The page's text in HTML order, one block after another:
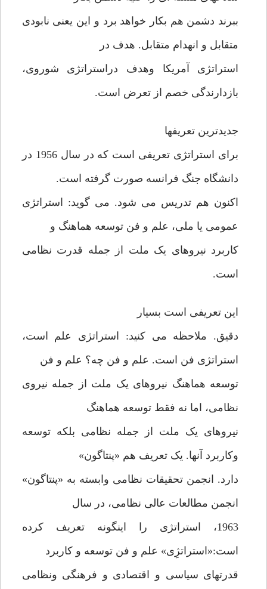
ببرند دشمن هم بکار خواهد برد و این یعنی نابودی
متقابل و انهدام متقابل. هدف در
استراتژی آمریکا وهدف دراستراتژی شوروی،
بازدارندگی خصم از تعرض است.
جدیدترین تعریفها
برای استراتژی تعریفی است که در سال 1956 در
دانشگاه جنگ فرانسه صورت گرفته است.
اکنون هم تدریس می شود. می گوید: استراتژی
عمومی یا ملی، علم و فن توسعه هماهنگ و
کاربرد نیروهای یک ملت از جمله قدرت نظامی
است.
این تعریفی است بسیار
دقیق. ملاحظه می کنید: استراتژی علم است،
استراتژی فن است. علم و فن چه؟ علم و فن
توسعه هماهنگ نیروهای یک ملت از جمله نیروی
نظامی، اما نه فقط توسعه هماهنگ
نیروهای یک ملت از جمله نظامی بلکه توسعه
وکاربرد آنها. یک تعریف هم «پنتاگون»
دارد. انجمن تحقیقات نظامی وابسته به «پنتاگون»
انجمن مطالعات عالی نظامی، در سال
1963، استراتژی را اینگونه تعریف کرده
است:«استراتژِی» علم و فن توسعه و کاربرد
قدرتهای سیاسی و اقتصادی و فرهنگی ونظامی